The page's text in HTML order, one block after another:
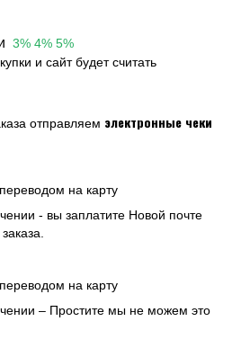
3% 4% 5%
и сайт будет считать
отправляем электронные чеки
на карту
- вы заплатите Новой почте
на карту
– Простите мы не можем это